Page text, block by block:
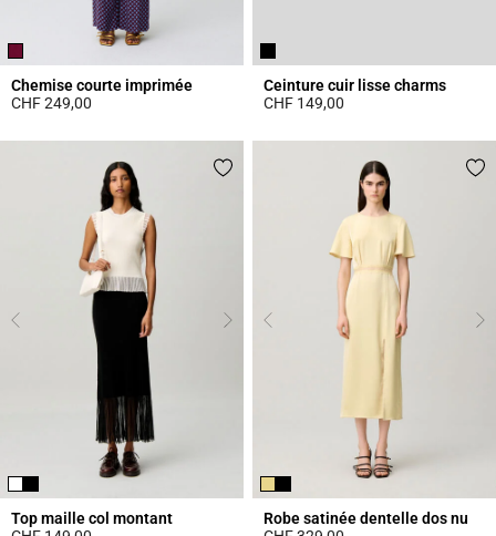
Chemise courte imprimée
CHF 249,00
Ceinture cuir lisse charms
CHF 149,00
Top maille col montant
Robe satinée dentelle dos nu